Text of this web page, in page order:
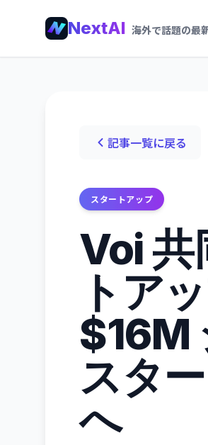
NextAI 海外で話題の最
記事一覧に戻る
スタートアップ
Voi 共
トア
$16M
スタ
へ